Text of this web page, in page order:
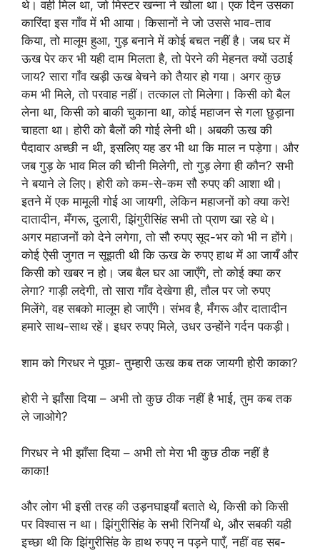
थे। वही मिल था, जो मिस्टर खन्ना ने खोला था। एक दिन उसका
कारिंदा इस गाँव में भी आया। किसानों ने जो उससे भाव-ताव
किया, तो मालूम हुआ, गुड़ बनाने में कोई बचत नहीं है। जब घर में
ऊख पेर कर भी यही दाम मिलता है, तो पेरने की मेहनत क्यों उठाई
जाय? सारा गाँव खड़ी ऊख बेचने को तैयार हो गया। अगर कुछ
कम भी मिले, तो परवाह नहीं। तत्काल तो मिलेगा। किसी को बैल
लेना था, किसी को बाकी चुकाना था, कोई महाजन से गला छुड़ाना
चाहता था। होरी को बैलों की गोई लेनी थी। अबकी ऊख की
पैदावार अच्छी न थी, इसलिए यह डर भी था कि माल न पड़ेगा। और
जब गुड़ के भाव मिल की चीनी मिलेगी, तो गुड़ लेगा ही कौन? सभी
ने बयाने ले लिए। होरी को कम-से-कम सौ रुपए की आशा थी।
इतने में एक मामूली गोई आ जायगी, लेकिन महाजनों को क्या करे!
दातादीन, मँगरू, दुलारी, झिंगुरीसिंह सभी तो प्राण खा रहे थे।
अगर महाजनों को देने लगेगा, तो सौ रुपए सूद-भर को भी न होंगे।
कोई ऐसी जुगत न सूझती थी कि ऊख के रुपए हाथ में आ जायँ और
किसी को खबर न हो। जब बैल घर आ जाएँगे, तो कोई क्या कर
लेगा? गाड़ी लदेगी, तो सारा गाँव देखेगा ही, तौल पर जो रुपए
मिलेंगे, वह सबको मालूम हो जाएँगे। संभव है, मँगरू और दातादीन
हमारे साथ-साथ रहें। इधर रुपए मिले, उधर उन्होंने गर्दन पकड़ी।
शाम को गिरधर ने पूछा- तुम्हारी ऊख कब तक जायगी होरी काका?
होरी ने झाँसा दिया – अभी तो कुछ ठीक नहीं है भाई, तुम कब तक
ले जाओगे?
गिरधर ने भी झाँसा दिया – अभी तो मेरा भी कुछ ठीक नहीं है
काका!
और लोग भी इसी तरह की उड़नघाइयाँ बताते थे, किसी को किसी
पर विश्वास न था। झिंगुरीसिंह के सभी रिनियाँ थे, और सबकी यही
इच्छा थी कि झिंगुरीसिंह के हाथ रुपए न पड़ने पाएँ, नहीं वह सब-